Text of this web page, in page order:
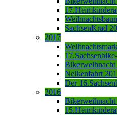
SachsenKrad
2017
Bikerweihnacht
Nelkenfahrt
Der
2016
Bikerweihnacht